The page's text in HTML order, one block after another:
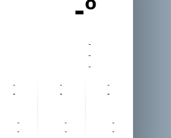
-º
-
-
-
-
-
-
-
-
-
-
-
-
-
-
-